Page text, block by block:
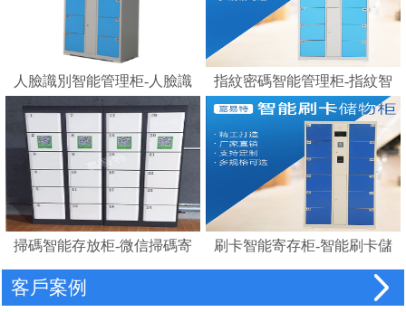
人臉識別智能管理柜-人臉識
別存包柜指紋智能電子寄存
柜
指紋密碼智能管理柜-指紋智
能電子寄存柜
掃碼智能存放柜-微信掃碼寄
存柜
刷卡智能寄存柜-智能刷卡儲
物柜 IC卡電子感應自助存包
柜
客戶案例